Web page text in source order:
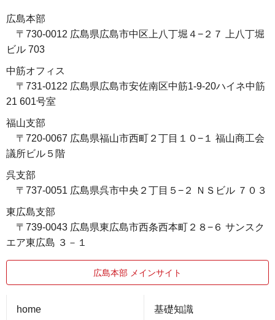
広島本部
〒730-0012 広島県広島市中区上八丁堀４−２７ 上八丁堀
ビル 703
中筋オフィス
〒731-0122 広島県広島市安佐南区中筋1-9-20ハイネ中筋
21 601号室
福山支部
〒720-0067 広島県福山市西町２丁目１０−１ 福山商工会
議所ビル５階
呉支部
〒737-0051 広島県呉市中央２丁目５−２ ＮＳビル ７０３
東広島支部
〒739-0043 広島県東広島市西条西本町２８−６ サンスク
エア東広島 ３－１
広島本部 メインサイト
home 基礎知識